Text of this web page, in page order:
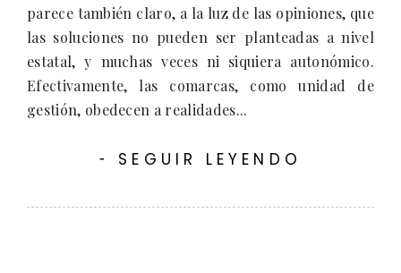
parece también claro, a la luz de las opiniones, que
las soluciones no pueden ser planteadas a nivel
estatal, y muchas veces ni siquiera autonómico.
Efectivamente, las comarcas, como unidad de
gestión, obedecen a realidades...
- SEGUIR LEYENDO